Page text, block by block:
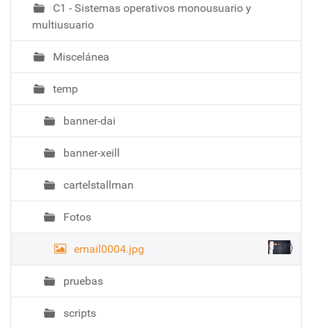
C1 - Sistemas operativos monousuario y
multiusuario
Miscelánea
temp
banner-dai
banner-xeill
cartelstallman
Fotos
email0004.jpg
pruebas
scripts